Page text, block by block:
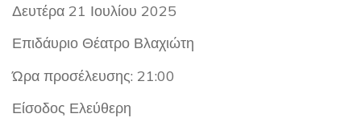
Δευτέρα 21 Ιουλίου 2025
Επιδάυριο Θέατρο Βλαχιώτη
Ώρα προσέλευσης: 21:00
Είσοδος Ελεύθερη